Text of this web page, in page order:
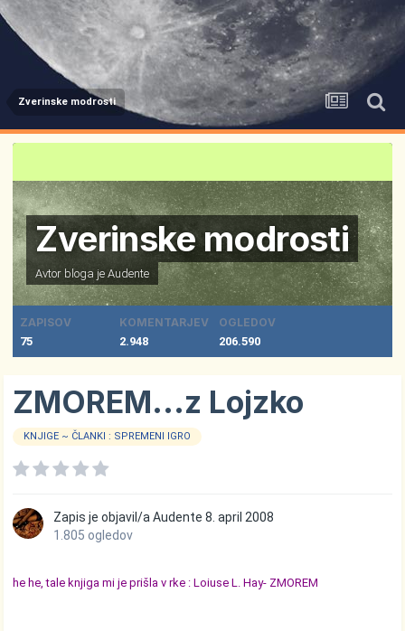
Zverinske modrosti
Zverinske modrosti
Avtor bloga jeAudente
ZAPISOV
75
KOMENTARJEV
2.948
OGLEDOV
206.590
ZMOREM...z Lojzko
KNJIGE ~ ČLANKI : SPREMENI IGRO
Zapis je objavil/aAudente 8. april 2008
1.805 ogledov
he he, tale knjiga mi je prišla v rke : Loiuse L. Hay- ZMOREM